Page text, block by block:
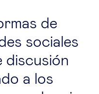
de
sociales
discusión
a los